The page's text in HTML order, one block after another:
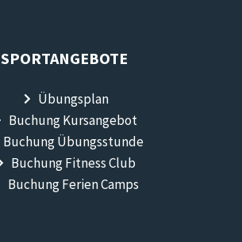
SPORTANGEBOTE
Übungsplan
Buchung Kursangebot
Buchung Übungsstunde
Buchung Fitness Club
Buchung Ferien Camps